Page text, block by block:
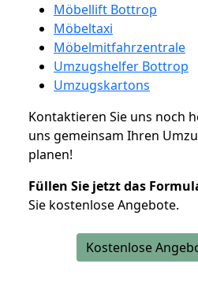
Möbellift Bottrop
Möbeltaxi
Möbelmitfahrzentrale
Umzugshelfer Bottrop
Umzugskartons
Kontaktieren Sie uns noch
uns gemeinsam Ihren
planen!
Füllen Sie jetzt das
Sie kostenlose Angebote.
Kostenlose